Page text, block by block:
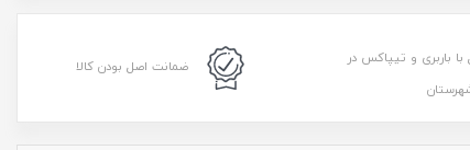
با باربری و تیپاکس در
ضمانت اصل بودن کالا